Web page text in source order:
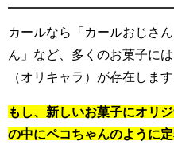
カールなら「カールおじさ
ん」など、多くのお菓子に
（オリキャラ）が存在します
もし、新しいお菓子にオリ
の中にペコちゃんのように